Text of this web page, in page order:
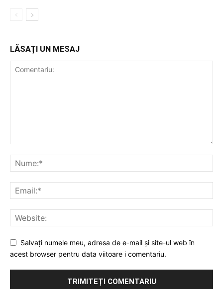
LĂSAȚI UN MESAJ
Salvați numele meu, adresa de e-mail și site-ul web în
acest browser pentru data viitoare i comentariu.